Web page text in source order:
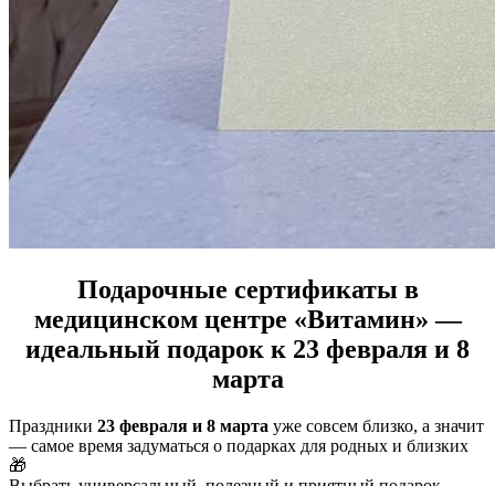
Подарочные сертификаты в
медицинском центре «Витамин» —
идеальный подарок к 23 февраля и 8
марта
Праздники 23 февраля и 8 марта уже совсем близко, а значит
— самое время задуматься о подарках для родных и близких
🎁